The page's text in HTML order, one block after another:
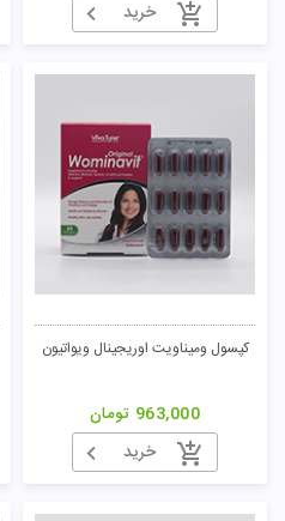
خرید
کپسول ومیناویت اوریجینال ویواتیون
963,000 تومان
خرید